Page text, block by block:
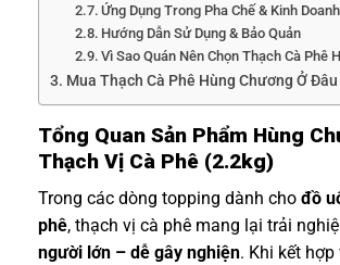
Ứng Dụng Trong Pha Chế & Kinh
Hướng Dẫn Sử Dụng & Bảo Quản
Vì Sao Quán Nên Chọn Thạch Cà Phê
Mua Thạch Cà Phê Hùng Chương Ở
Tổng Quan Sản Phẩm Hùng
Thạch Vị Cà Phê (2.2kg)
Trong các dòng topping dành cho đồ
phê, thạch vị cà phê mang lại trải
người lớn – dễ gây nghiện. Khi kết